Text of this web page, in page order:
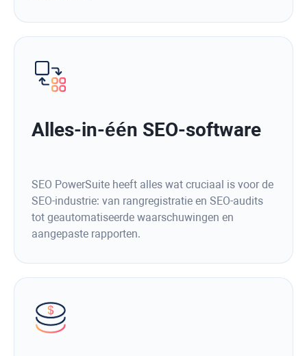
Alles-in-één SEO-software
SEO PowerSuite heeft alles wat cruciaal is voor de
SEO-industrie: van rangregistratie en SEO-audits
tot geautomatiseerde waarschuwingen en
aangepaste rapporten.